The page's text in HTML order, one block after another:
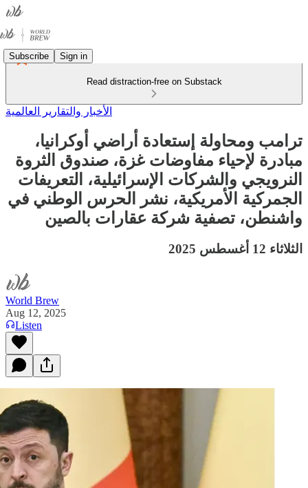
Subscribe Sign in
Read distraction-free on Substack
الأخبار والتقارير العالمية
ترامب ومحاولة إستعادة أراضي أوكرانيا،
مبادرة لإحياء مفاوضات غزة، صندوق الثروة
النرويجي والشركات الإسرائيلية، التعريفات
الجمركية الأمريكية، نشر الحرس الوطني في
واشنطن، تصفية شركة عقارات بالصين
الثلاثاء 12 أغسطس 2025
World Brew
Aug 12, 2025
Listen